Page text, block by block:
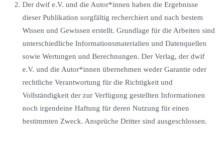
Der dwif e.V. und die Autor*innen haben die Ergebnisse
dieser Publikation sorgfältig recherchiert und nach bestem
Wissen und Gewissen erstellt. Grundlage für die Arbeiten sind
unterschiedliche Informationsmaterialien und Datenquellen
sowie Wertungen und Berechnungen. Der Verlag, der dwif
e.V. und die Autor*innen übernehmen weder Garantie oder
rechtliche Verantwortung für die Richtigkeit und
Vollständigkeit der zur Verfügung gestellten Informationen
noch irgendeine Haftung für deren Nutzung für einen
bestimmten Zweck. Ansprüche Dritter sind ausgeschlossen.